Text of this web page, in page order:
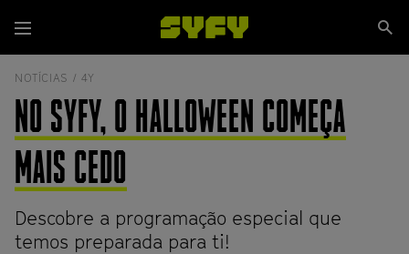
para
o
conteúdo
Menu
NOTÍCIAS / 4Y
NO SYFY, O HALLOWEEN COMEÇA
MAIS CEDO
Descobre a programação especial que
temos preparada para ti!